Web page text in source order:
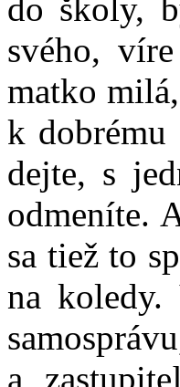
do školy,
svého,
matko
k dobrému
dejte, s
odmeníte.
sa tiež to
na koledy.
a